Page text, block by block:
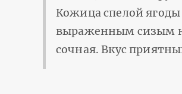
Кожица спелой ягоды
выраженным сизым
сочная. Вкус